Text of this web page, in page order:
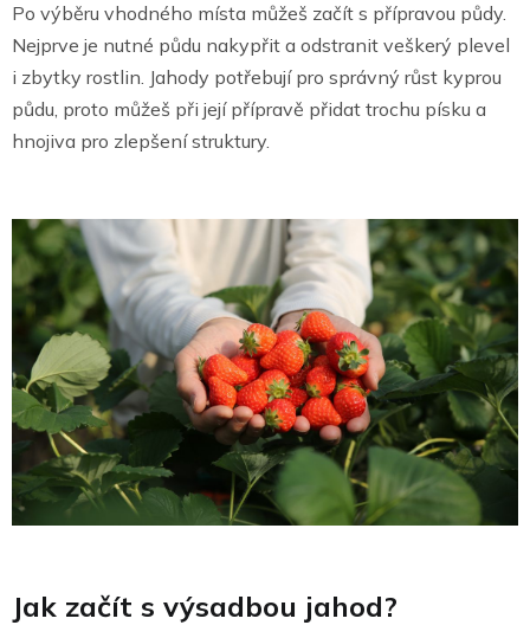
Po výběru vhodného místa můžeš začít s přípravou půdy.
Nejprve je nutné půdu nakypřit a odstranit veškerý plevel
i zbytky rostlin. Jahody potřebují pro správný růst kyprou
půdu, proto můžeš při její přípravě přidat trochu písku a
hnojiva pro zlepšení struktury.
Jak začít s výsadbou jahod?